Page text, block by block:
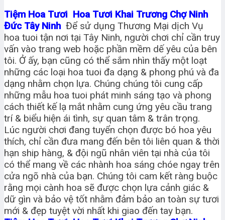
Tiệm Hoa Tươi Hoa Tươi Khai Trương Chợ Ninh
Đức Tây Ninh Để sử dụng Thương Mại dịch Vụ
hoa tuoi tận nơi tại Tây Ninh, người chơi chỉ cần truy
vấn vào trang web hoặc phần mềm dế yêu của bên
tôi. Ở ấy, bạn cũng có thể sắm nhìn thấy một loạt
những các loại hoa tuoi đa dạng & phong phú và đa
dạng nhằm chọn lựa. Chúng chúng tôi cung cấp
những mẫu hoa tuoi phát minh sáng tạo và phong
cách thiết kế lạ mắt nhằm cung ứng yêu cầu trang
trí & biểu hiện ái tình, sự quan tâm & trân trọng.
Lúc người chơi đang tuyển chọn được bó hoa yêu
thích, chỉ cần đưa mang đến bên tôi liên quan & thời
hạn ship hàng, & đội ngũ nhân viên tại nhà của tôi
có thể mang về các nhành hoa sáng chóe ngay trên
cửa ngõ nhà của bạn. Chúng tôi cam kết ràng buộc
rằng mọi cành hoa sẽ được chọn lựa cảnh giác &
dữ gìn và bảo vệ tốt nhằm đảm bảo an toàn sự tươi
mới & đẹp tuyệt vời nhất khi giao đến tay bạn.